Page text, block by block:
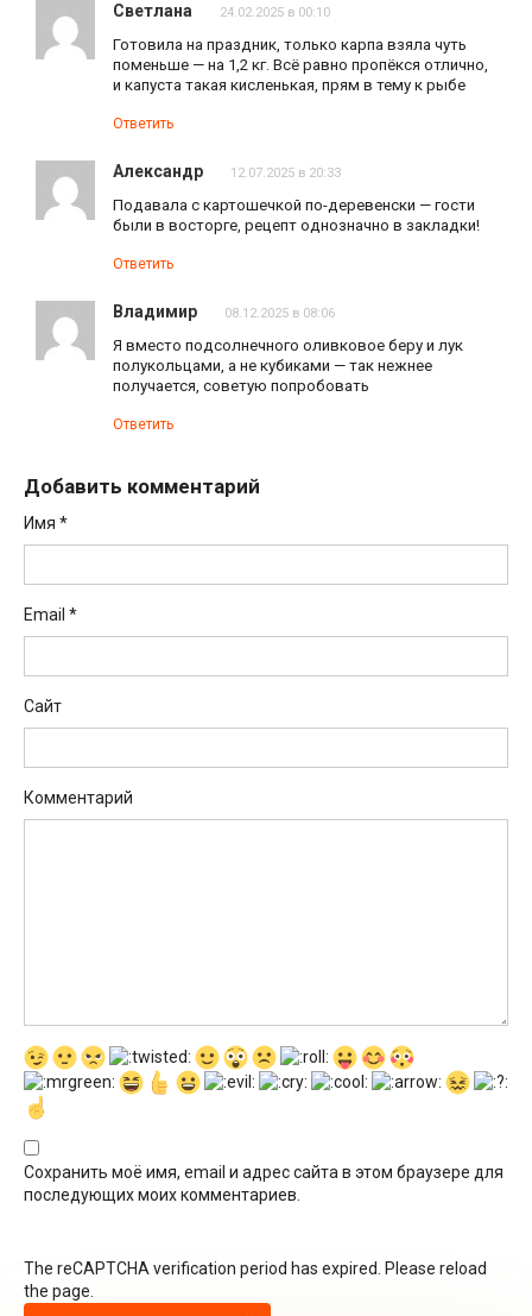
Светлана 24.02.2025 в 00:10
Готовила на праздник, только карпа взяла чуть
поменьше — на 1,2 кг. Всё равно пропёкся отлично,
и капуста такая кисленькая, прям в тему к рыбе
Ответить
Александр 12.07.2025 в 20:33
Подавала с картошечкой по-деревенски — гости
были в восторге, рецепт однозначно в закладки!
Ответить
Владимир 08.12.2025 в 08:06
Я вместо подсолнечного оливковое беру и лук
полукольцами, а не кубиками — так нежнее
получается, советую попробовать
Ответить
Добавить комментарий
Имя *
Email *
Сайт
Комментарий
Сохранить моё имя, email и адрес сайта в этом браузере для
последующих моих комментариев.
The reCAPTCHA verification period has expired. Please reload
the page.